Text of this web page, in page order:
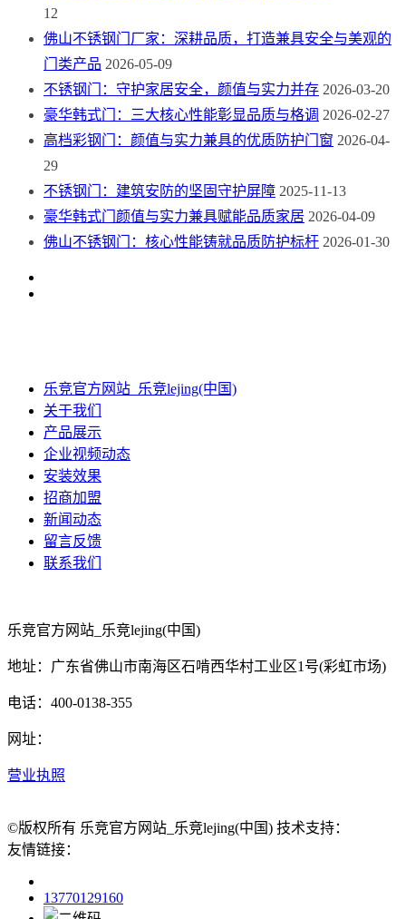
12
佛山不锈钢门厂家：深耕品质，打造兼具安全与美观的
门类产品 2026-05-09
不锈钢门：守护家居安全，颜值与实力并存 2026-03-20
豪华韩式门：三大核心性能彰显品质与格调 2026-02-27
高档彩钢门：颜值与实力兼具的优质防护门窗 2026-04-
29
不锈钢门：建筑安防的坚固守护屏障 2025-11-13
豪华韩式门颜值与实力兼具赋能品质家居 2026-04-09
佛山不锈钢门：核心性能铸就品质防护标杆 2026-01-30
乐竞官方网站_乐竞lejing(中国)
关于我们
产品展示
企业视频动态
安装效果
招商加盟
新闻动态
留言反馈
联系我们
乐竞官方网站_乐竞lejing(中国)
地址：广东省佛山市南海区石啃西华村工业区1号(彩虹市场)
电话：400-0138-355
网址：
营业执照
©版权所有 乐竞官方网站_乐竞lejing(中国) 技术支持：
友情链接：
13770129160